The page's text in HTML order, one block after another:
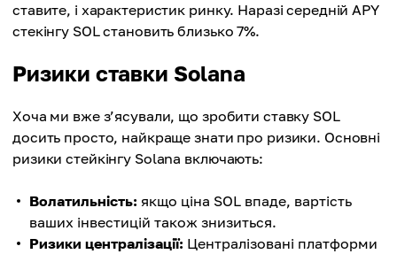
ставите, і характеристик ринку. Наразі середній APY
стекінгу SOL становить близько 7%.
Ризики ставки Solana
Хоча ми вже з’ясували, що зробити ставку SOL
досить просто, найкраще знати про ризики. Основні
ризики стейкінгу Solana включають:
Волатильність: якщо ціна SOL впаде, вартість
ваших інвестицій також знизиться.
Ризики централізації: Централізовані платформи